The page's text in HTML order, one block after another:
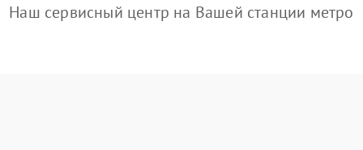
Наш сервисный центр на Вашей станции метро